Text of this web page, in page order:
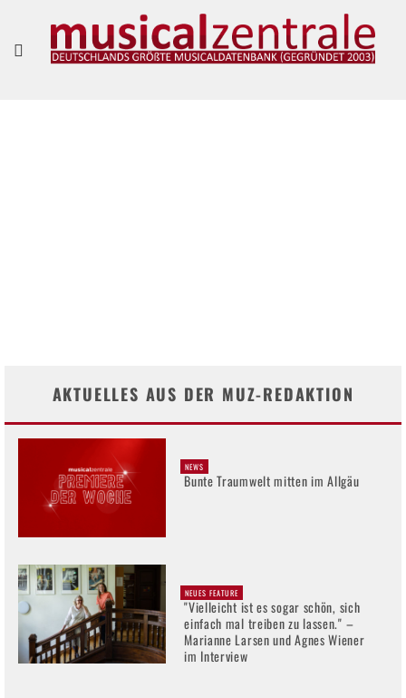
AKTUELLES AUS DER MUZ-REDAKTION
NEWS
Bunte Traumwelt mitten im Allgäu
NEUES FEATURE
"Vielleicht ist es sogar schön, sich
einfach mal treiben zu lassen." –
Marianne Larsen und Agnes Wiener
im Interview